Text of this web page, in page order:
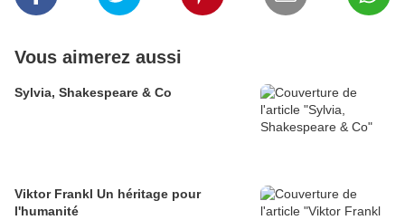
Vous aimerez aussi
Sylvia, Shakespeare & Co
Viktor Frankl Un héritage pour
l'humanité